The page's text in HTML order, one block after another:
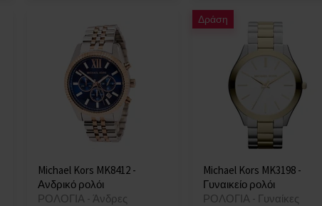
Michael Kors MK8412 -
Ανδρικό ρολόι
ΡΟΛΟΓΙΑ - Άνδρες
Δράση
Michael Kors MK3198 -
Γυναικείο ρολόι
ΡΟΛΟΓΙΑ - Γυναίκες